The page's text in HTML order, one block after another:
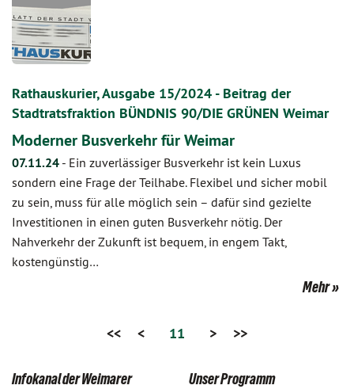
Rathauskurier, Ausgabe 15/2024 - Beitrag der
Stadtratsfraktion BÜNDNIS 90/DIE GRÜNEN Weimar
Moderner Busverkehr für Weimar
07.11.24 - Ein zuverlässiger Busverkehr ist kein Luxus
sondern eine Frage der Teilhabe. Flexibel und sicher mobil
zu sein, muss für alle möglich sein – dafür sind gezielte
Investitionen in einen guten Busverkehr nötig. Der
Nahverkehr der Zukunft ist bequem, in engem Takt,
kostengünstig…
Mehr
<< < 11 > >>
Infokanal der Weimarer
Unser Programm